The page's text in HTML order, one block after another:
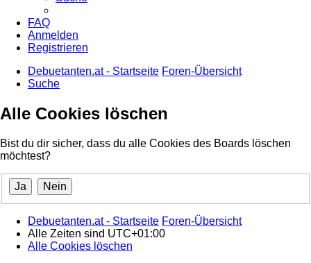
FAQ
Anmelden
Registrieren
Debuetanten.at - Startseite Foren-Übersicht
Suche
Alle Cookies löschen
Bist du dir sicher, dass du alle Cookies des Boards löschen
möchtest?
Debuetanten.at - Startseite Foren-Übersicht
Alle Zeiten sind UTC+01:00
Alle Cookies löschen